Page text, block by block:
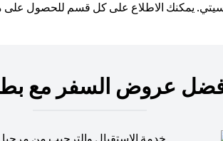
يمكنك الاطلاع على كل قسم للحصول على
عروض السفر مع